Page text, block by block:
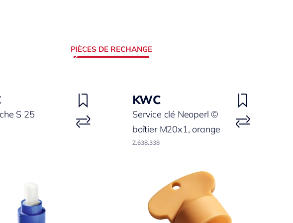
PIÈCES DE RECHANGE
S 25
KWC
Service clé Neoperl ©
boîtier M20x1, orange
Z.638.338